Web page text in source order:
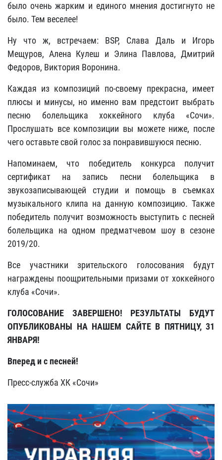
было очень жарким и единого мнения достигнуто не
было. Тем веселее!
Ну что ж, встречаем: BSP, Слава Даль и Игорь
Мещуров, Алена Кулеш и Элина Павлова, Дмитрий
Федоров, Виктория Воронина.
Каждая из композиций по-своему прекрасна, имеет
плюсы и минусы, но именно вам предстоит выбрать
песню болельщика хоккейного клуба «Сочи».
Прослушать все композиции вы можете ниже, после
чего оставьте свой голос за понравившуюся песню.
Напоминаем, что победитель конкурса получит
сертификат на запись песни болельщика в
звукозаписывающей студии и помощь в съемках
музыкального клипа на данную композицию. Также
победитель получит возможность выступить с песней
болельщика на одном предматчевом шоу в сезоне
2019/20.
Все участники зрительского голосования будут
награждены поощрительными призами от хоккейного
клуба «Сочи».
ГОЛОСОВАНИЕ ЗАВЕРШЕНО! РЕЗУЛЬТАТЫ БУДУТ
ОПУБЛИКОВАНЫ НА НАШЕМ САЙТЕ В ПЯТНИЦУ, 31
ЯНВАРЯ!
Вперед и с песней!
Пресс-служба ХК «Сочи»